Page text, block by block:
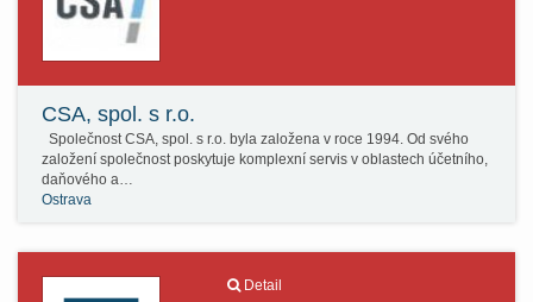
CSA, spol. s r.o.
Společnost CSA, spol. s r.o. byla založena v roce 1994. Od svého
založení společnost poskytuje komplexní servis v oblastech účetního,
daňového a…
Ostrava
Detail